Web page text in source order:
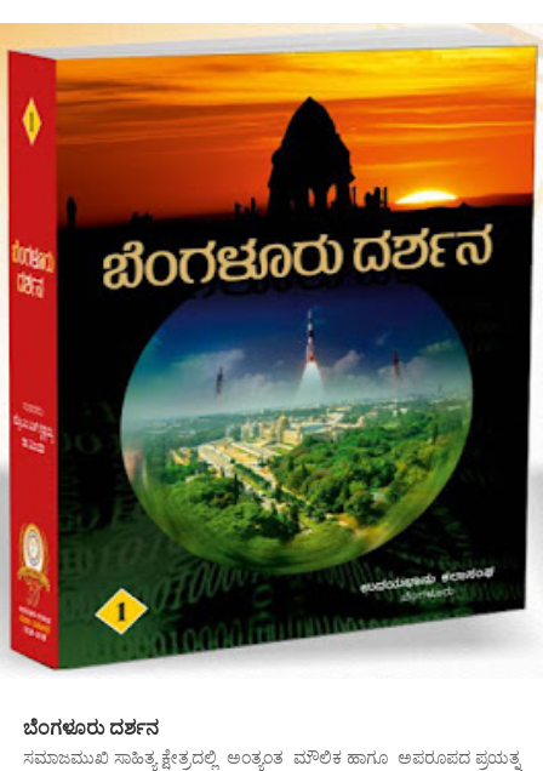
ಬೆಂಗಳೂರು ದರ್ಶನ
ಸಮಾಜಮುಖಿ ಸಾಹಿತ್ಯ ಕ್ಷೇತ್ರದಲ್ಲಿ ಅಂತ್ಯಂತ ಮೌಲಿಕ ಹಾಗೂ ಅಪರೂಪದ ಪ್ರಯತ್ನ